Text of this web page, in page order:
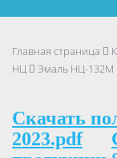
Главная страница
НЦ
Эмаль НЦ-132М
Скачать
2023.pdf